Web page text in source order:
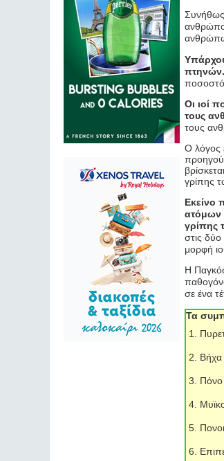
Συνήθως
πτηνών.
Οι ιοί
τους
τους
Ο λόγος
γρίπης
Εκείνο
ατόμων
γρίπης
στις δύο
μορφή
Η
σε ένα
Τα
Βήχα
Πόνο